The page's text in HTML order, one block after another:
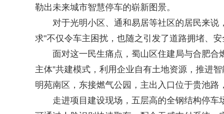
勒出未来城市智慧停车的崭新图景。
对于光明小区、通和易居等社区的居民来说
求”不仅令车主困扰，也随之引发了道路拥堵、安
面对这一民生痛点，蜀山区住建局与合肥合
主体”共建模式，利用企业自有土地资源，推进
明苑南区，东接燃气公园，主出入口位于贵池路
走进项目建设现场，五层高的全钢结构停车